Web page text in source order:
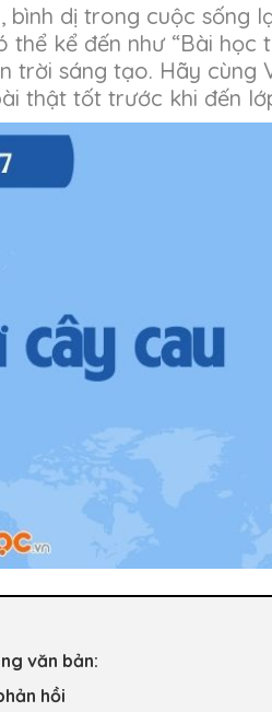
bình dị trong cuộc sống
kể đến như “Bài học
trời sáng tạo. Hãy cùng
thật tốt trước khi đến
văn bản:
hồi